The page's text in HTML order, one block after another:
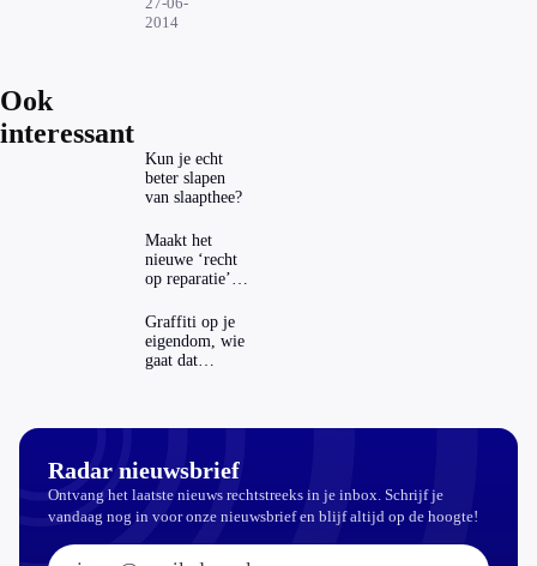
2014
Ook
interessant
Kun je echt
beter slapen
van slaapthee?
Maakt het
nieuwe ‘recht
op reparatie’
echt
aantrekkelijker?
Graffiti op je
eigendom, wie
gaat dat
Radar nieuwsbrief
Ontvang het laatste nieuws rechtstreeks in je inbox. Schrijf je
vandaag nog in voor onze nieuwsbrief en blijf altijd op de hoogte!
E-mailadres: